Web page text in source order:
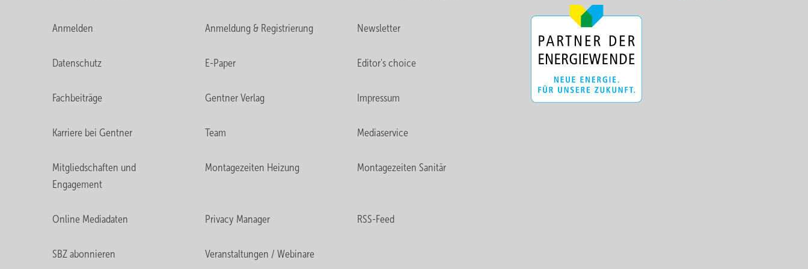
Anmelden Anmeldung & Registrierung Newsletter
Datenschutz E-Paper Editor's choice
Fachbeiträge Gentner Verlag Impressum
Karriere bei Gentner Team Mediaservice
Mitgliedschaften und
Engagement
Montagezeiten Heizung Montagezeiten Sanitär
Online Mediadaten Privacy Manager RSS-Feed
SBZ abonnieren Veranstaltungen / Webinare